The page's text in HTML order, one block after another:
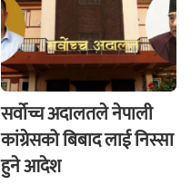
सर्वोच्च अदालतले नेपाली
कांग्रेसको बिबाद लाई निस्सा
हुने आदेश